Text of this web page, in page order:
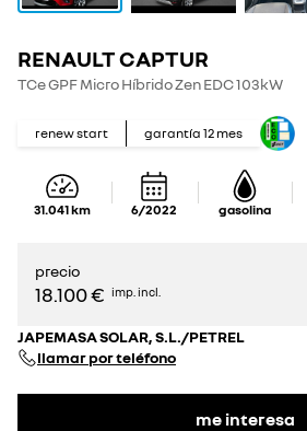
RENAULT CAPTUR
TCe GPF Micro Híbrido Zen EDC 103kW
renew start garantía 12 mes
31.041km 6/2022 gasolina
precio
18.100 € imp. incl.
JAPEMASA SOLAR, S.L./PETREL
llamar por teléfono
me interesa